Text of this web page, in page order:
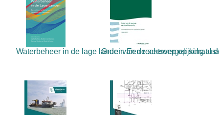
Waterbeheer in de lage landen: Een rechtsvergelijking
Groei van de zeereep op schaal